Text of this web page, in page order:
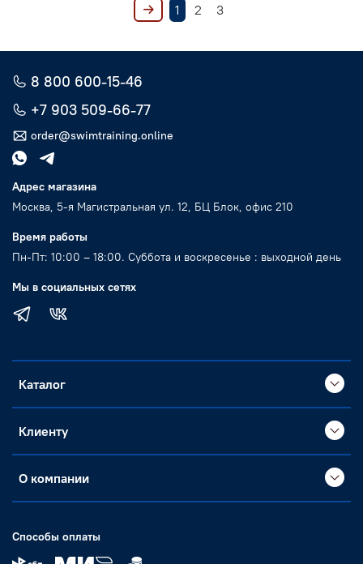
1 2 3
8 800 600-15-46
+7 903 509-66-77
order@swimtraining.online
Адрес магазина
Москва, 5-я Магистральная ул. 12, БЦ Блок, офис 210
Время работы
Пн-Пт: 10:00 – 18:00. Суббота и воскресенье : выходной день
Мы в социальных сетях
Каталог
Клиенту
О компании
Способы оплаты